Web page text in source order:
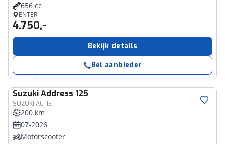
656 cc
ENTER
4.750,-
Bekijk details
Bel aanbieder
SuzukiAddress 125
SUZUKI ACTIE
200 km
07-2026
Motorscooter